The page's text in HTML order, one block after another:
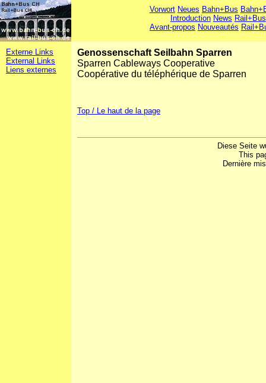
Vorwort Neues Bahn+Bus
Introduction News Rail+Bus
Avant-propos Nouveautés
Externe Links
External Links
Liens externes
Genossenschaft Seilbahn Sparren
Sparren Cableways Cooperative
Coopérative du téléphérique de Sparren
Top / Le haut de la page
Diese Seite
This
Dernière